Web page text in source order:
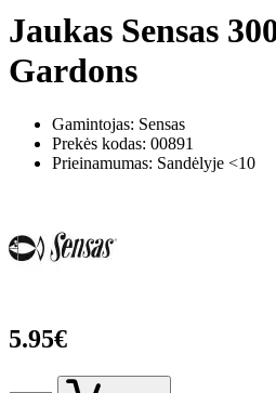
Jaukas Sensas
Gardons
Gamintojas: Sensas
Prekės kodas: 00891
Prieinamumas: Sandėlyje <10
5.95€